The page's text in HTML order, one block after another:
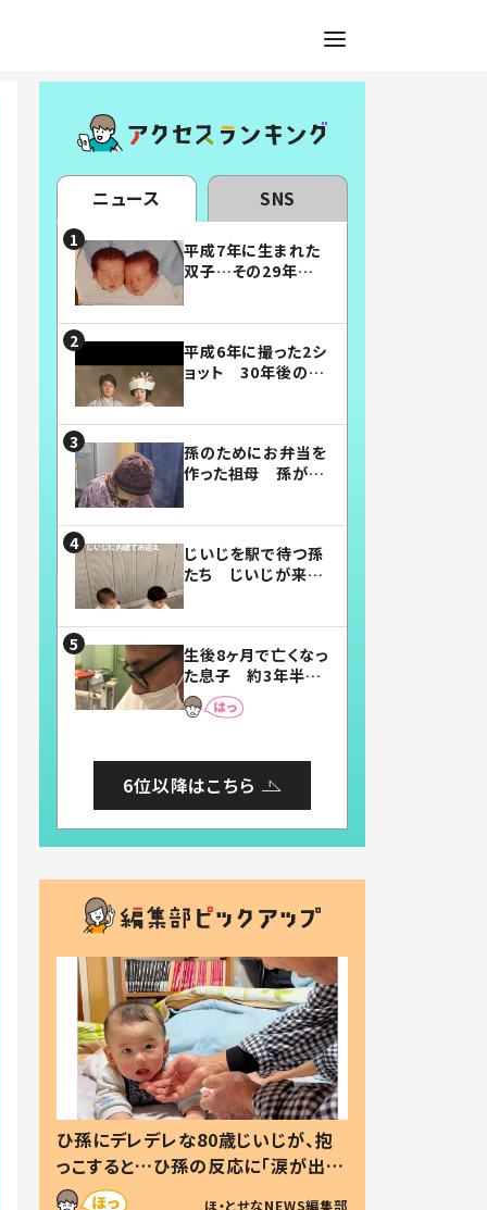
ニュース SNS
平成7年に生まれた
双子…その29年後
平成6年に撮った2シ
ョット 30年後の姿
孫のためにお弁当を
作った祖母 孫が絶
じいじを駅で待つ孫
たち じいじが来た
まらない」「幸せにな
れる」
生後8ヶ月で亡くなっ
た息子 約3年半
後、当時の妻の日記
に書いてあった本音
6位以降はこちら
ひ孫にデレデレな80歳じいじが、抱
っこすると…ひ孫の反応に「涙が出ま
した」「可愛くて仕方ない」
ほ・とせなNEWS編集部